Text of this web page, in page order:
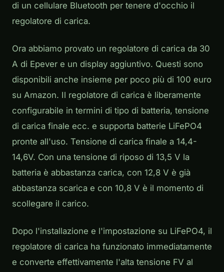
di un cellulare Bluetooth per tenere d'occhio il
regolatore di carica.
Ora abbiamo provato un regolatore di carica da 30
A di Epever e un display aggiuntivo. Questi sono
disponibili anche insieme per poco più di 100 euro
su Amazon. Il regolatore di carica è liberamente
configurabile in termini di tipo di batteria, tensione
di carica finale ecc. e supporta batterie LiFePO4
pronte all'uso. Tensione di carica finale a 14,4-
14,6V. Con una tensione di riposo di 13,5 V la
batteria è abbastanza carica, con 12,8 V è già
abbastanza scarica e con 10,8 V è il momento di
scollegare il carico.
Dopo l'installazione e l'impostazione su LiFePO4, il
regolatore di carica ha funzionato immediatamente
e converte effettivamente l'alta tensione FV al